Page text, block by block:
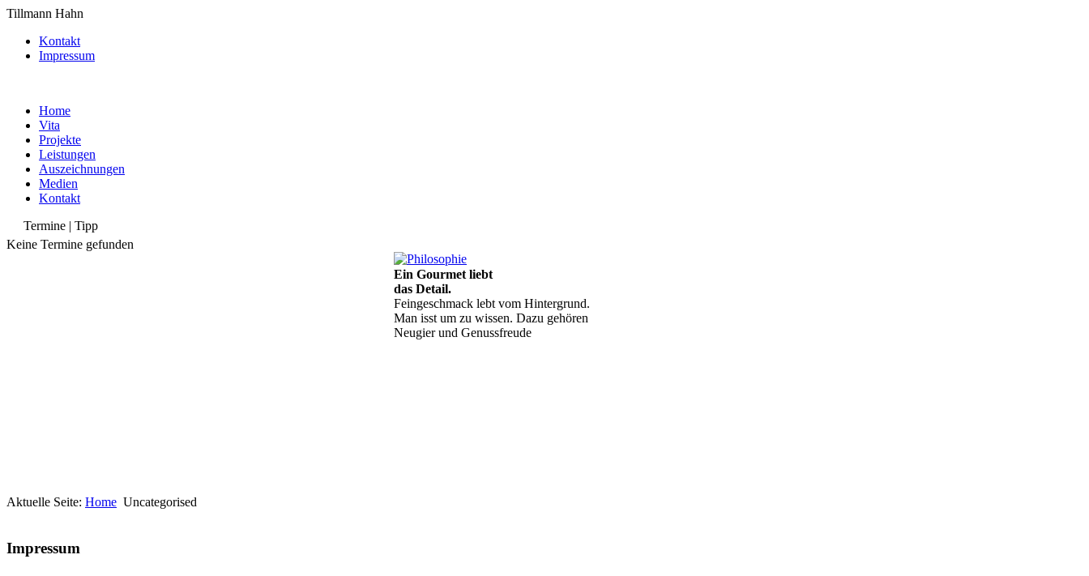
Tillmann Hahn
Kontakt
Impressum
Home
Vita
Projekte
Leistungen
Auszeichnungen
Medien
Kontakt
Termine | Tipp
Keine Termine gefunden
Ein Gourmet liebt
das Detail.
Feingeschmack lebt vom Hintergrund.
Man isst um zu wissen. Dazu gehören
Neugier und Genussfreude
Aktuelle Seite: Home Uncategorised
Impressum